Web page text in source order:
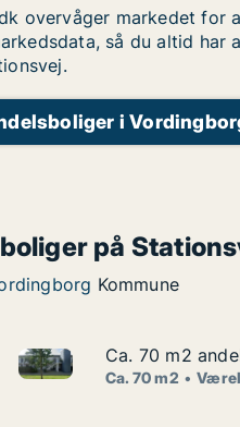
overvåger markedet for
så du altid har
i
på
Kommune
til salg i 4760
Ca. 70 m2 andelsbolig til
Ca. 70 m2
Ca. 70 m2
Ca. 70 m2